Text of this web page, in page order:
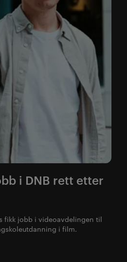
i DNB rett etter
fikk jobb i videoavdelingen til
i film.